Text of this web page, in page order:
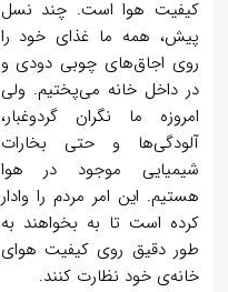
کیفیت هوا است. چند نسل
پیش، همه ما غذای خود را
روی اجاق‌های چوبی دودی و
در داخل خانه می‌پختیم. ولی
امروزه ما نگران گردوغبار،
آلودگی‌ها و حتی بخارات
شیمیایی موجود در هوا
هستیم. این امر مردم را وادار
کرده است تا به بخواهند به
طور دقیق روی کیفیت هوای
خانه‌ی خود نظارت کنند.